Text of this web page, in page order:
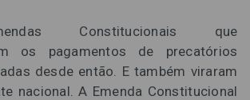
Constitucionais que
os pagamentos de precatórios
desde então. E também viraram
nacional. A Emenda Constitucional